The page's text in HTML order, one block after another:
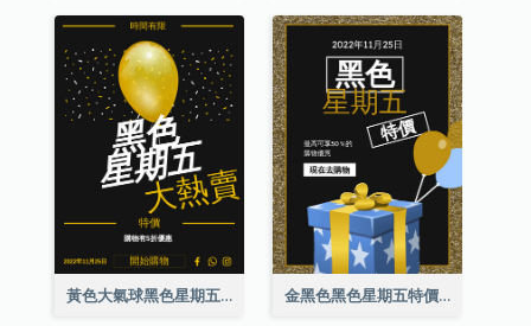
黃色大氣球黑色星期五特價海報 金黑色黑色星期五特價海報